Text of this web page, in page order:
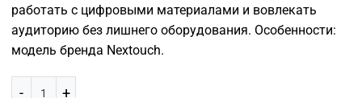
работать с цифровыми материалами и вовлекать
аудиторию без лишнего оборудования. Особенности:
модель бренда Nextouch.